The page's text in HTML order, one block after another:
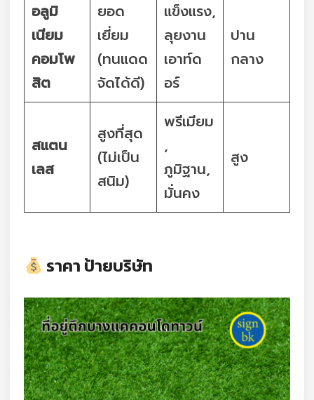
อลูมิ
เนียม
คอมโพ
สิต
ยอด
เยี่ยม
(ทนแดด
จัดได้ดี)
แข็งแรง,
ลุยงาน
เอาท์ด
อร์
ปาน
กลาง
สแตน
เลส
สูงที่สุด
(ไม่เป็น
สนิม)
พรีเมียม
,
ภูมิฐาน,
มั่นคง
สูง
ราคา ป้ายบริษัท